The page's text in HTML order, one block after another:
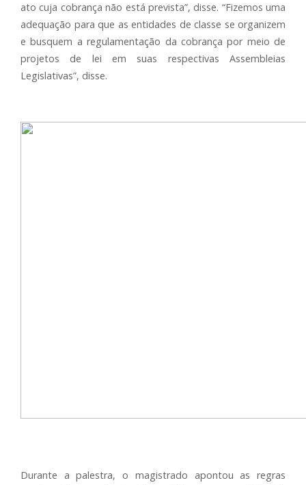
ato cuja cobrança não está prevista”, disse. “Fizemos uma
adequação para que as entidades de classe se organizem
e busquem a regulamentação da cobrança por meio de
projetos de lei em suas respectivas Assembleias
Legislativas”, disse.
Durante a palestra, o magistrado apontou as regras